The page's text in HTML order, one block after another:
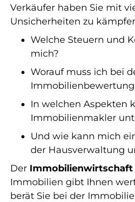
Verkäufer haben Sie mit
Unsicherheiten zu
Welche Steuern und
mich?
Worauf muss ich bei
In welchen Aspekten
Immobilienmakler
Und wie kann mich
der Hausverwaltung
Der Immobilienwirtschaft
Immobilien gibt Ihnen
berät Sie bei der